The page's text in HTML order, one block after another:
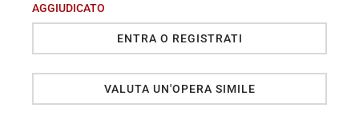
AGGIUDICATO
ENTRA O REGISTRATI
VALUTA UN'OPERA SIMILE